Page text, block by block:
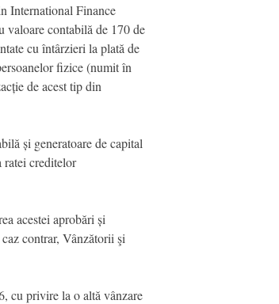
International Finance
contabilă de 170 de
cu întârzieri la plată de
fizice (numit în
de acest tip din
și generatoare de capital
ratei creditelor
acestei aprobări și
contrar, Vânzătorii şi
cu privire la o altă vânzare